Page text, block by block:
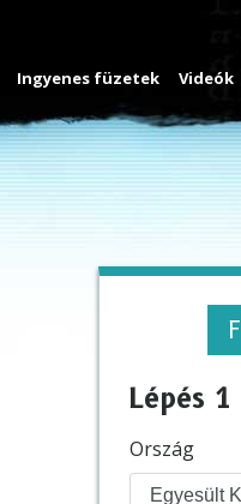
Ingyenes füzetek Videók
Lépés
Ország